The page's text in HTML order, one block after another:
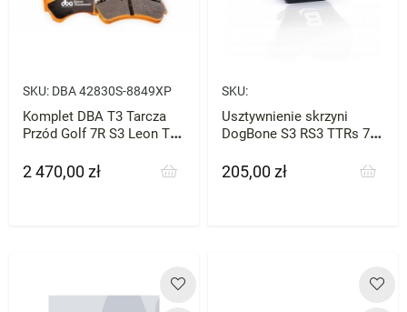
SKU: DBA 42830S-8849XP
Komplet DBA T3 Tarcza
Przód Golf 7R S3 Leon TTs
Cena
2 470,00 zł
SKU:
Usztywnienie skrzyni
DogBone S3 RS3 TTRs 7R
TEK
Cena
205,00 zł